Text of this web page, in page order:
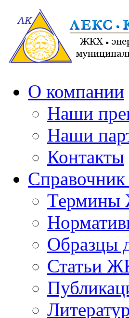
О компании
Наши
Наши
Контакты
Образцы
Статьи